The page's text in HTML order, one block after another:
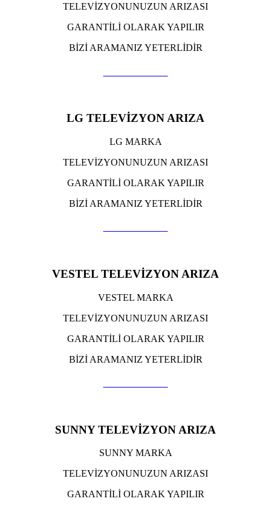
TELEVİZYONUNUZUN ARIZASI
GARANTİLİ OLARAK YAPILIR
BİZİ ARAMANIZ YETERLİDİR
LG TELEVİZYON ARIZA
LG MARKA
TELEVİZYONUNUZUN ARIZASI
GARANTİLİ OLARAK YAPILIR
BİZİ ARAMANIZ YETERLİDİR
VESTEL TELEVİZYON ARIZA
VESTEL MARKA
TELEVİZYONUNUZUN ARIZASI
GARANTİLİ OLARAK YAPILIR
BİZİ ARAMANIZ YETERLİDİR
SUNNY TELEVİZYON ARIZA
SUNNY MARKA
TELEVİZYONUNUZUN ARIZASI
GARANTİLİ OLARAK YAPILIR